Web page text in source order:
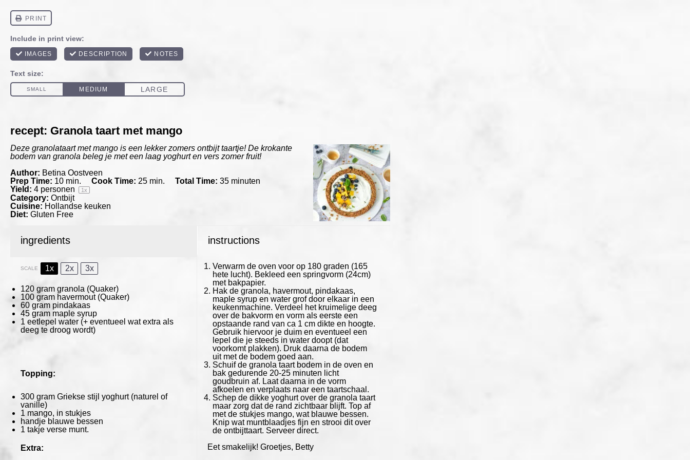
recept: Granola taart met mango
Deze granolataart met mango is een lekker zomers ontbijt taartje! De krokante
bodem van granola beleg je met een laag yoghurt en vers zomer fruit!
Author: Betina Oostveen
Prep Time: 10 min. Cook Time: 25 min. Total Time: 35 minuten
Yield: 4 personen 1x
Category: Ontbijt
Cuisine: Hollandse keuken
Diet: Gluten Free
ingredients
SCALE 1x 2x 3x
120 gram granola (Quaker)
100 gram havermout(Quaker)
60 gram pindakaas
45 gram maple syrup
1 eetlepel water (+ eventueel wat extra als
deeg te droog wordt)
Topping:
300 gram Griekse stijl yoghurt (naturel of
vanille)
1 mango, in stukjes
handje blauwe bessen
1 takje verse munt.
Extra:
instructions
Verwarm de oven voor op 180 graden (165
hete lucht). Bekleed een springvorm (24cm)
met bakpapier.
Hak de granola, havermout, pindakaas,
maple syrup en water grof door elkaar in een
keukenmachine. Verdeel het kruimelige deeg
over de bakvorm en vorm als eerste een
opstaande rand van ca 1 cm dikte en hoogte.
Gebruik hiervoor je duim en eventueel een
lepel die je steeds in water doopt (dat
voorkomt plakken). Druk daarna de bodem
uit met de bodem goed aan.
Schuif de granola taart bodem in de oven en
bak gedurende 20-25 minuten licht
goudbruin af. Laat daarna in de vorm
afkoelen en verplaats naar een taartschaal.
Schep de dikke yoghurt over de granola taart
maar zorg dat de rand zichtbaar blijft. Top af
met de stukjes mango, wat blauwe bessen.
Knip wat muntblaadjes fijn en strooi dit over
de ontbijttaart. Serveer direct.
Eet smakelijk! Groetjes, Betty